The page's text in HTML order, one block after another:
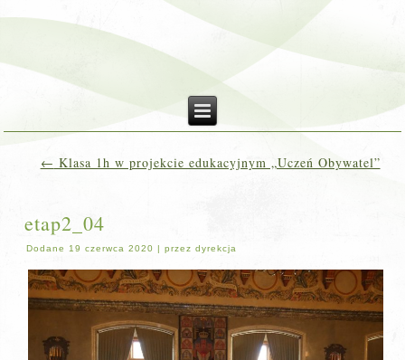
← Klasa 1h w projekcie edukacyjnym „Uczeń Obywatel”
etap2_04
Dodane 19 czerwca 2020 |przez dyrekcja